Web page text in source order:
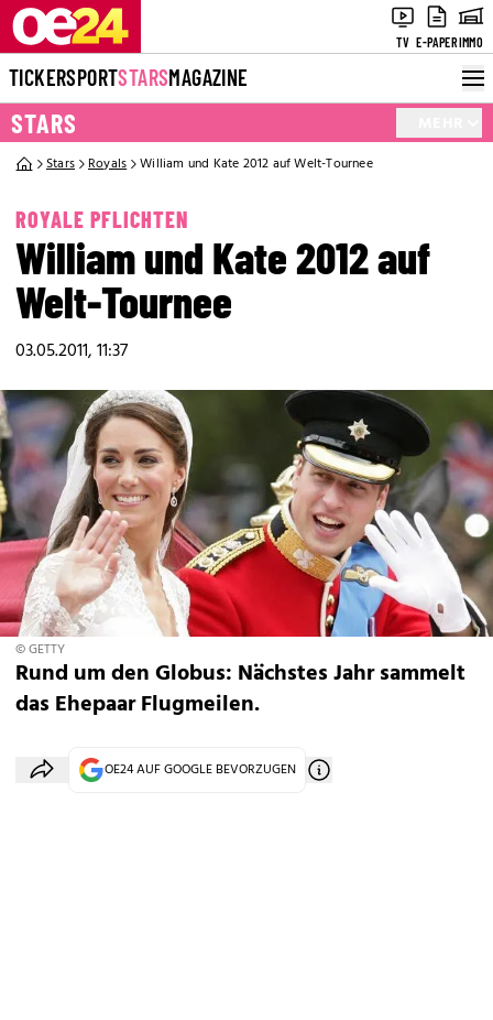
TV E-PAPERIMMO
TICKERSPORTSTARSMAGAZINE
STARS
Stars Royals William und Kate 2012 auf Welt-Tournee
ROYALE PFLICHTEN
William und Kate 2012 auf
Welt-Tournee
03.05.2011, 11:37
© GETTY
Rund um den Globus: Nächstes Jahr sammelt
das Ehepaar Flugmeilen.
OE24 AUF GOOGLE BEVORZUGEN